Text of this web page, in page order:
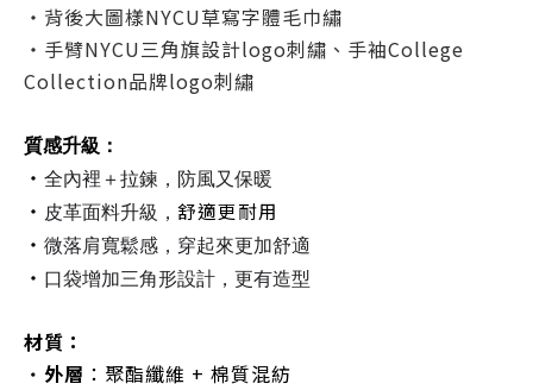
・ 背後大圖樣NYCU草寫字體毛巾繡
・ 手臂NYCU三角旗設計logo刺繡、手袖College
Collection品牌logo刺繡
質感升級：
・ 全內裡＋拉鍊，防風又保暖
・ 皮革面料升級， 舒適更耐用
・ 微落肩寬鬆感，穿起來更加舒適
・ 口袋增加三角形設計，更有造型
材質：
・ 外層 ：聚酯纖維 + 棉質混紡